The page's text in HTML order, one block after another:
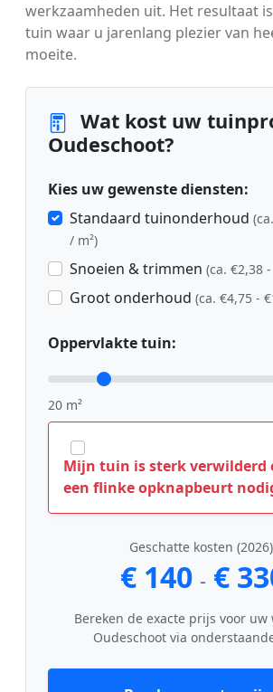
werkzaamheden uit. Het resultaat
tuin waar u jarenlang plezier van
moeite.
Wat kost uw
Oudeschoot?
Kies uw gewenste diensten:
Standaard tuinonderhoud
/ m²)
Snoeien & trimmen (ca. €2,38
Groot onderhoud (ca. €4,75 -
Oppervlakte tuin:
20 m²
Mijn tuin is sterk verwilderd
een flinke opknapbeurt
Geschatte kosten
€ 140 - €
Bereken de exacte prijs voor
Oudeschoot via